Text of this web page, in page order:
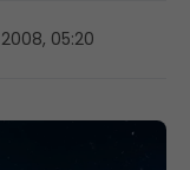
05:20